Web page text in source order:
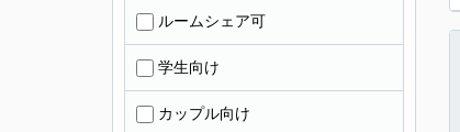
ルームシェア可
学生向け
カップル向け